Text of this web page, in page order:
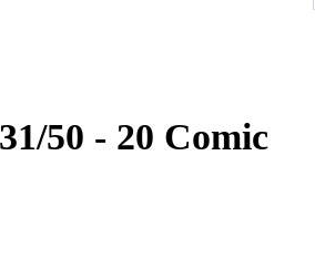
50 - 20 Comic